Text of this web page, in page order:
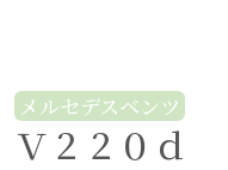
メルセデスベンツ
Ｖ２２０ｄ